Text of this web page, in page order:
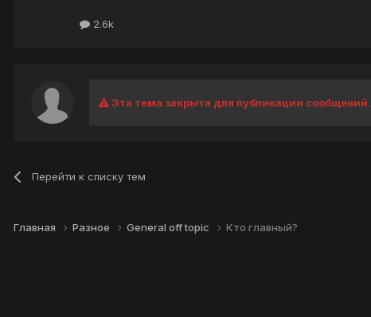
2.6k
Эта тема закрыта для публикации сообщений.
Перейти к списку тем
Главная Разное General off topic Кто главный?